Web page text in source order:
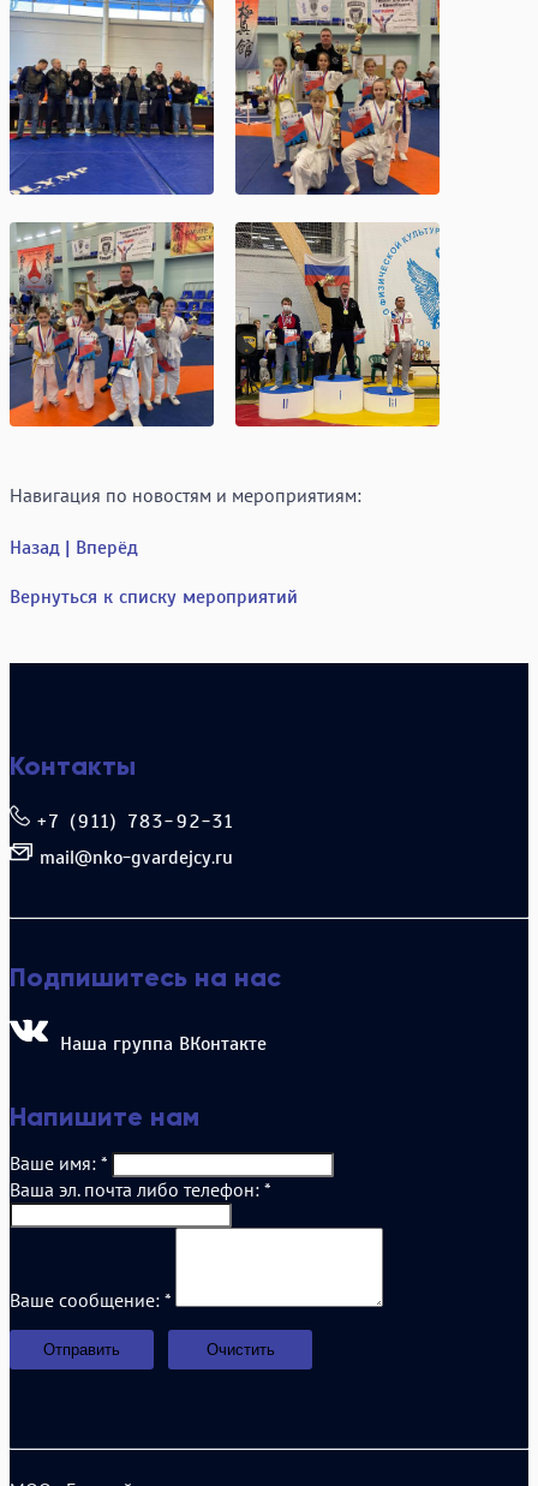
Навигация по новостям и мероприятиям:
Назад | Вперёд
Вернуться к списку мероприятий
Контакты
+7 (911) 783-92-31
mail@nko-gvardejcy.ru
Подпишитесь на нас
Наша группа ВКонтакте
Напишите нам
Ваше имя: *
Ваша эл. почта либо телефон: *
Ваше сообщение: *
Отправить Очистить